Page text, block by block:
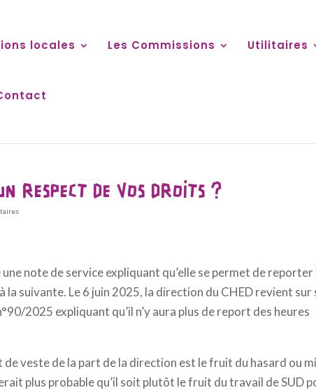
locales Les Commissions Utilitaires
RESPECT DE VOS DROITS ?
note de service expliquant qu’elle se permet de reporter
la suivante. Le 6 juin 2025, la direction du CHED revient sur
2025 expliquant qu’il n’y aura plus de report des heures
veste de la part de la direction est le fruit du hasard ou
plus probable qu’il soit plutôt le fruit du travail de SUD